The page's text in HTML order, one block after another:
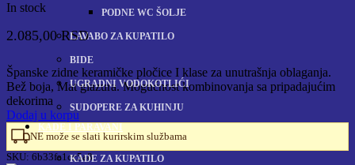
PODNE WC ŠOLJE
LAVABO ZA KUPATILO
BIDE
UGRADNI VODOKOTLIĆI
SUDOPERE ZA KUHINJU
KADE I PARAVANI
KADE ZA KUPATILO
In stock
2.085,00RSD
Španske zidne keramičke pločice I klase za unutrašnja oblaganja.
Bež boja, Mat glazura. Mogućnost kombinovanja sa pripadajućim
dekorima
Dodaj u korpu
NE može se slati kurirskim službama
SKU: 6b33fa1cc5a8